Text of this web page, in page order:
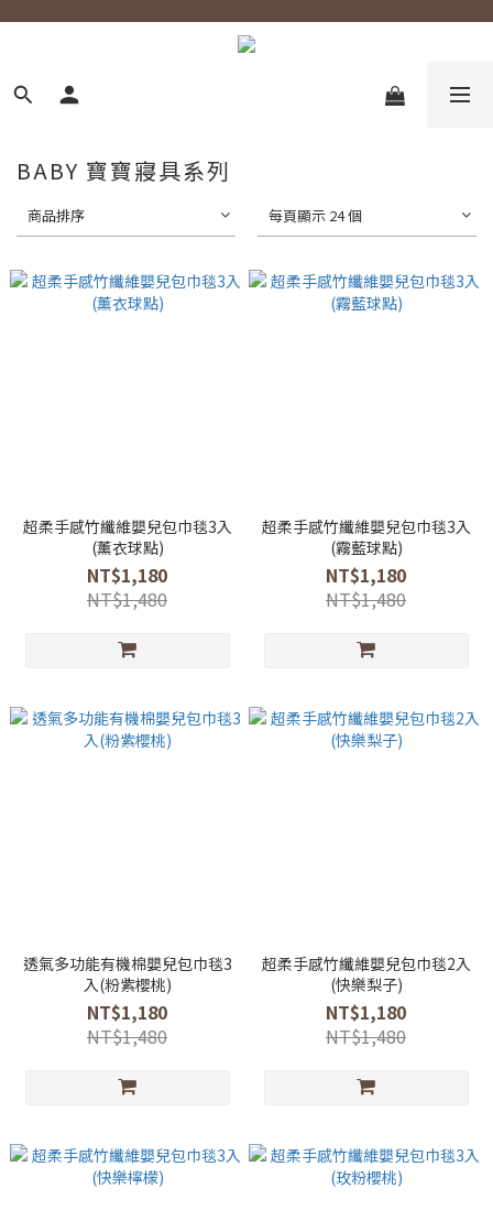
BABY 寶寶寢具系列
商品排序 每頁顯示 24 個
超柔手感竹纖維嬰兒包巾毯3入
(薰衣球點)
NT$1,180
NT$1,480
超柔手感竹纖維嬰兒包巾毯3入
(霧藍球點)
NT$1,180
NT$1,480
透氣多功能有機棉嬰兒包巾毯3
入(粉紫櫻桃)
NT$1,180
NT$1,480
超柔手感竹纖維嬰兒包巾毯2入
(快樂梨子)
NT$1,180
NT$1,480